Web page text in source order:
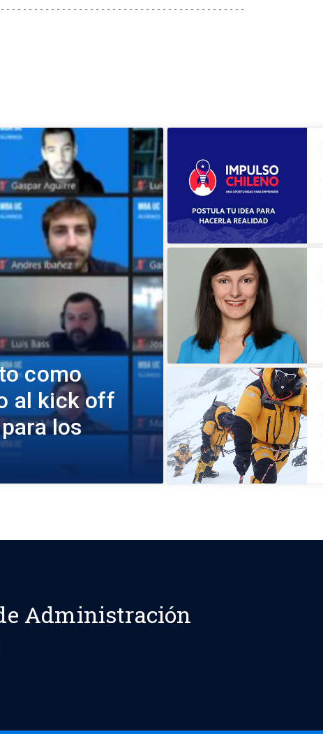
como
al kick off
los
Administración